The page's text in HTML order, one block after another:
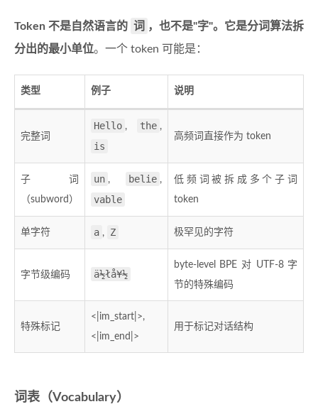
Token 不是自然语言的 词 ，也不是"字"。它是分词算法拆
分出的最小单位。一个 token 可能是：
类型 例子 说明
完整词
Hello , the ,
is
高频词直接作为 token
子词
（subword）
un , belie ,
vable
低频词被拆成多个子词
token
单字符 a , Z 极罕见的字符
字节级编码 ä½łå¥½
byte-level BPE 对 UTF-8 字
节的特殊编码
特殊标记
<|im_start|>,
<|im_end|>
用于标记对话结构
词表（Vocabulary）